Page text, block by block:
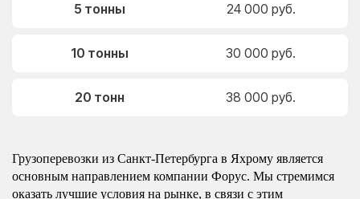
5 тонны 24 000 руб.
10 тонны 30 000 руб.
20 тонн 38 000 руб.
Грузоперевозки из Санкт-Петербурга в Яхрому является
основным направлением компании Форус. Мы стремимся
оказать лучшие условия на рынке, в связи с этим